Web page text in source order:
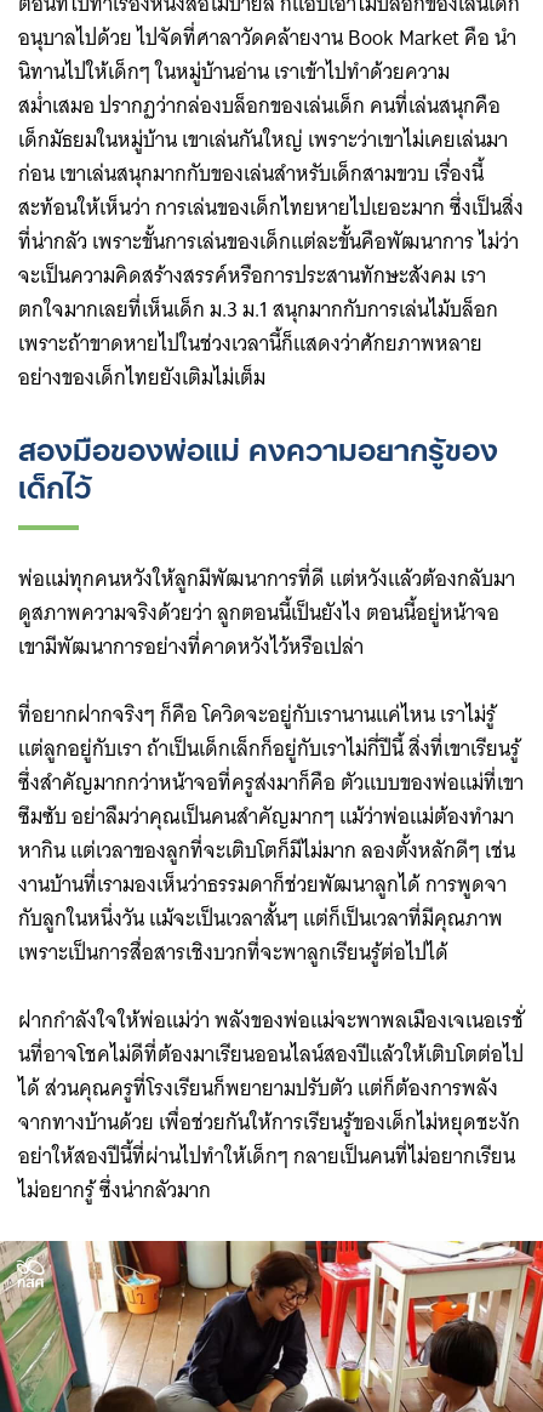
อนุบาลไปด้วย ไปจัดที่ศาลาวัดคล้ายงาน Book Market คือ นำ
นิทานไปให้เด็กๆ ในหมู่บ้านอ่าน เราเข้าไปทำด้วยความ
สม่ำเสมอ ปรากฏว่ากล่องบล็อกของเล่นเด็ก คนที่เล่นสนุกคือ
เด็กมัธยมในหมู่บ้าน เขาเล่นกันใหญ่ เพราะว่าเขาไม่เคยเล่นมา
ก่อน เขาเล่นสนุกมากกับของเล่นสำหรับเด็กสามขวบ เรื่องนี้
สะท้อนให้เห็นว่า การเล่นของเด็กไทยหายไปเยอะมาก ซึ่งเป็นสิ่ง
ที่น่ากลัว เพราะขั้นการเล่นของเด็กแต่ละขั้นคือพัฒนาการ ไม่ว่า
จะเป็นความคิดสร้างสรรค์หรือการประสานทักษะสังคม เรา
ตกใจมากเลยที่เห็นเด็ก ม.3 ม.1 สนุกมากกับการเล่นไม้บล็อก
เพราะถ้าขาดหายไปในช่วงเวลานี้ก็แสดงว่าศักยภาพหลาย
อย่างของเด็กไทยยังเติมไม่เต็ม
สองมือของพ่อแม่ คงความอยากรู้ของ
เด็กไว้
พ่อแม่ทุกคนหวังให้ลูกมีพัฒนาการที่ดี แต่หวังแล้วต้องกลับมา
ดูสภาพความจริงด้วยว่า ลูกตอนนี้เป็นยังไง ตอนนี้อยู่หน้าจอ
เขามีพัฒนาการอย่างที่คาดหวังไว้หรือเปล่า
ที่อยากฝากจริงๆ ก็คือ โควิดจะอยู่กับเรานานแค่ไหน เราไม่รู้
แต่ลูกอยู่กับเรา ถ้าเป็นเด็กเล็กก็อยู่กับเราไม่กี่ปีนี้ สิ่งที่เขาเรียนรู้
ซึ่งสำคัญมากกว่าหน้าจอที่ครูส่งมาก็คือ ตัวแบบของพ่อแม่ที่เขา
ซึมซับ อย่าลืมว่าคุณเป็นคนสำคัญมากๆ แม้ว่าพ่อแม่ต้องทำมา
หากิน แต่เวลาของลูกที่จะเติบโตก็มีไม่มาก ลองตั้งหลักดีๆ เช่น
งานบ้านที่เรามองเห็นว่าธรรมดาก็ช่วยพัฒนาลูกได้ การพูดจา
กับลูกในหนึ่งวัน แม้จะเป็นเวลาสั้นๆ แต่ก็เป็นเวลาที่มีคุณภาพ
เพราะเป็นการสื่อสารเชิงบวกที่จะพาลูกเรียนรู้ต่อไปได้
ฝากกำลังใจให้พ่อแม่ว่า พลังของพ่อแม่จะพาพลเมืองเจเนอเรชั่
นที่อาจโชคไม่ดีที่ต้องมาเรียนออนไลน์สองปีแล้วให้เติบโตต่อไป
ได้ ส่วนคุณครูที่โรงเรียนก็พยายามปรับตัว แต่ก็ต้องการพลัง
จากทางบ้านด้วย เพื่อช่วยกันให้การเรียนรู้ของเด็กไม่หยุดชะงัก
อย่าให้สองปีนี้ที่ผ่านไปทำให้เด็กๆ กลายเป็นคนที่ไม่อยากเรียน
ไม่อยากรู้ ซึ่งน่ากลัวมาก